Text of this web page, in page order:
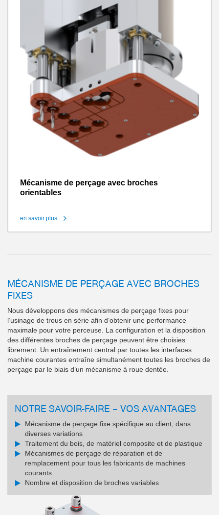
Mécanisme de perçage avec broches
orientables
en savoir plus
MÉCANISME DE PERÇAGE AVEC BROCHES
FIXES
Nous développons des mécanismes de perçage fixes pour
l’usinage de trous en série afin d’obtenir une performance
maximale pour votre perceuse. La configuration et la disposition
des différentes broches de perçage peuvent être choisies
librement. Un entraînement central par toutes les interfaces
machine courantes entraîne simultanément toutes les broches de
perçage par le biais d’un mécanisme à roue dentée.
NOTRE SAVOIR-FAIRE – VOS AVANTAGES
Mécanisme de perçage fixe spécifique au client, dans
diverses variations
Traitement du bois, de matériel composite et de plastique
Mécanismes de perçage de réparation et de
remplacement pour tous les fabricants de machines
courants
Nombre et disposition de broches variables